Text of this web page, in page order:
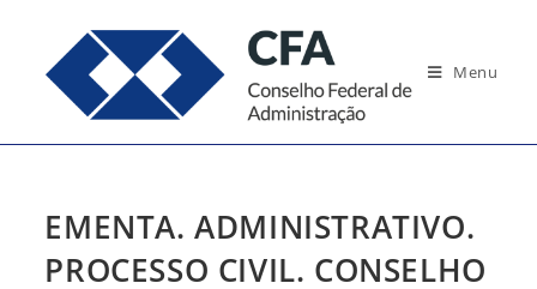
conteúdo
Menu
EMENTA. ADMINISTRATIVO.
PROCESSO CIVIL. CONSELHO